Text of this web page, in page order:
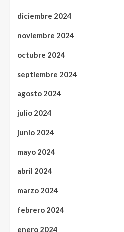
diciembre 2024
noviembre 2024
octubre 2024
septiembre 2024
agosto 2024
julio 2024
junio 2024
mayo 2024
abril 2024
marzo 2024
febrero 2024
enero 2024